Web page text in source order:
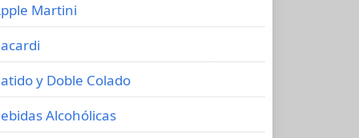
Martini
y Doble Colado
Alcohólicas